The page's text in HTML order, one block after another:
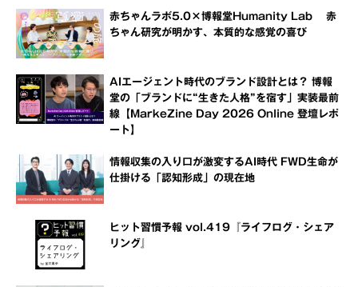
赤ちゃんラボ5.0×博報堂Humanity Lab 赤
ちゃん研究が明かす、本質的な感覚の喜び
AIエージェント時代のブランド設計とは？ 博報
堂の「ブランドに“生きた人格”を宿す」実装最前
線【MarkeZine Day 2026 Online 登壇レポ
ート】
情報収集の入り口が激変するAI時代 FWD生命が
仕掛ける「認知形成」の現在地
ヒット習慣予報 vol.419『ライフログ・シェア
リング』